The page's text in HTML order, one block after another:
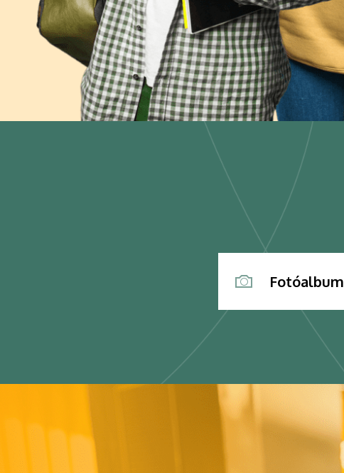
Fotóalbum